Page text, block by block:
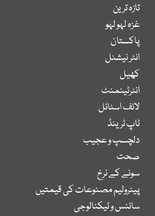
تازہ ترین
غزہ لہو لہو
پاکستان
انٹر نیشنل
کھیل
انٹرٹینمنٹ
لائف اسٹائل
ٹاپ ٹرینڈ
دلچسپ و عجیب
صحت
سونے کے نرخ
پیٹرولیم مصنوعات کی قیمتیں
سائنس و ٹیکنالوجی